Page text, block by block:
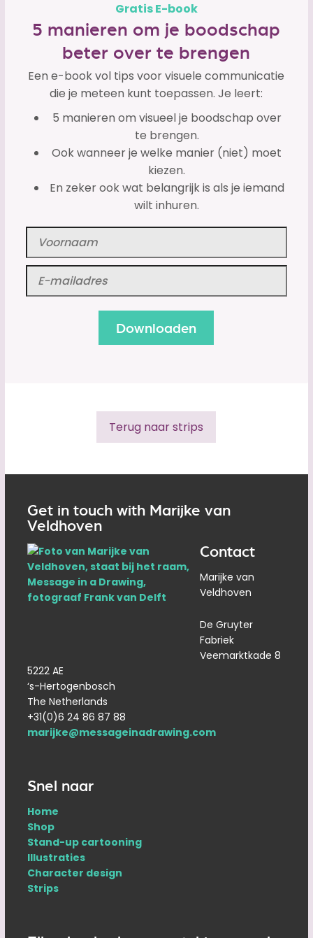
Gratis E-book
5 manieren om je boodschap
beter over te brengen
Een e-book vol tips voor visuele communicatie
die je meteen kunt toepassen. Je leert:
5 manieren om visueel je boodschap over
te brengen.
Ook wanneer je welke manier (niet) moet
kiezen.
En zeker ook wat belangrijk is als je iemand
wilt inhuren.
Terug naar strips
Get in touch with Marijke van
Veldhoven
Contact
Marijke van
Veldhoven
De Gruyter
Fabriek
Veemarktkade 8
5222 AE
‘s-Hertogenbosch
The Netherlands
+31(0)6 24 86 87 88
marijke@messageinadrawing.com
Snel naar
Home
Shop
Stand-up cartooning
Illustraties
Character design
Strips